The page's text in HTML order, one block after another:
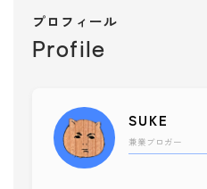
プロフィール
Profile
SUKE
兼業ブロガー